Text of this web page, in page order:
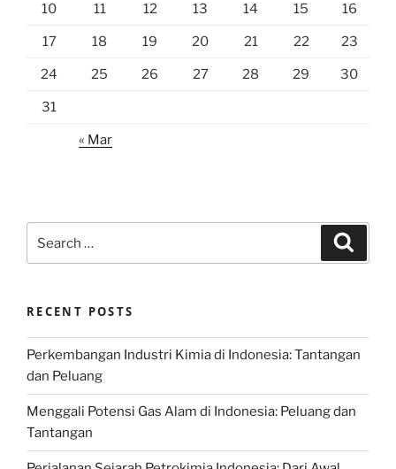
10 11 12 13 14 15 16
17 18 19 20 21 22 23
24 25 26 27 28 29 30
31
« Mar
for:
RECENT POSTS
Perkembangan Industri Kimia di Indonesia: Tantangan
dan Peluang
Menggali Potensi Gas Alam di Indonesia: Peluang dan
Tantangan